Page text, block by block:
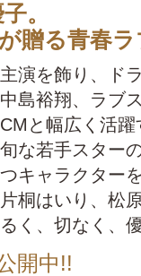
。
贈る青春
演を飾り、ド
島裕翔、ラブ
と幅広く活
な若手スター
キャラクター
桐はいり、松
く、切なく、
開中!!